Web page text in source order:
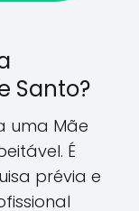
Santo?
uma Mãe
É
prévia e